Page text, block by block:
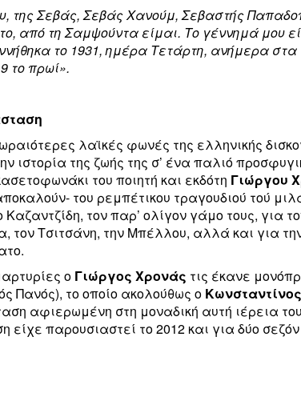
της Σεβάς, Σεβάς Χανούμ, Σεβαστής
από τη Σαμψούντα είμαι. Το γέννημά μου
το 1931, ημέρα Τετάρτη, ανήμερα
το πρωί».
λαϊκές φωνές της ελληνικής
ιστορία της ζωής της σ’ ένα παλιό
του ποιητή και εκδότη Γιώργου
του ρεμπέτικου τραγουδιού τού
τον παρ’ ολίγον γάμο τους, για
τον Τσιτσάνη, την Μπέλλου, αλλά και για
ο Γιώργος Χρονάς τις έκανε
Πανός), το οποίο ακολούθως ο
αφιερωμένη στη μοναδική αυτή ιέρεια
είχε παρουσιαστεί το 2012 και για δύο